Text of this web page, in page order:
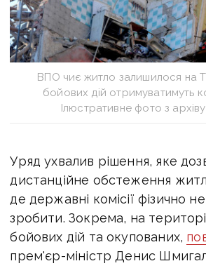
ВПО чиє житло залишилося на
бойових дій отримуватимуть
Ілюстративне фото з
Уряд ухвалив рішення, яке
дистанційне обстеження
де державні комісії фізично
зробити. Зокрема, на
бойових дій та окупованих,
прем'єр-міністр Денис